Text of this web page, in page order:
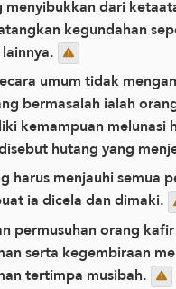
menyibukkan dari
kegundahan
umum tidak
bermasalah ialah
kemampuan melunasi
hutang yang
harus menjauhi semua
ia dicela dan dimaki.
permusuhan orang
serta kegembiraan
tertimpa musibah.